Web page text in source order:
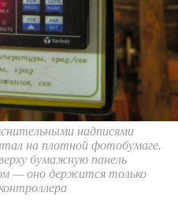
надписями
на плотной фотобумаге.
бумажную панель
— оно держится только